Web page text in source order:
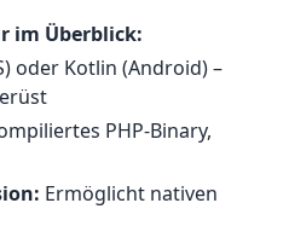
im Überblick:
oder Kotlin (Android) –
PHP-Binary,
Ermöglicht nativen